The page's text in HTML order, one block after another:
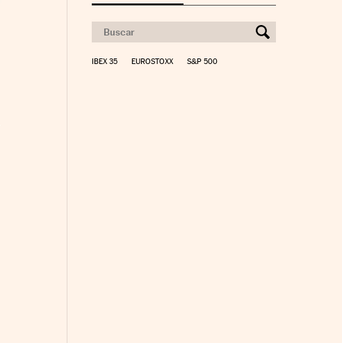
IBEX 35 EUROSTOXX S&P 500